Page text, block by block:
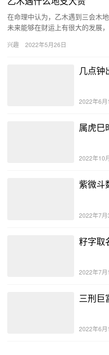
在命理中认为，乙木遇到三会木
未来能够在财运上有很大的发展
遇…
兴趣 2022年5月26日
几点钟
2022年6月
属虎巳
2022年10
紫微斗
2022年7月
籽字取
2022年7月
三刑巨
2022年6月